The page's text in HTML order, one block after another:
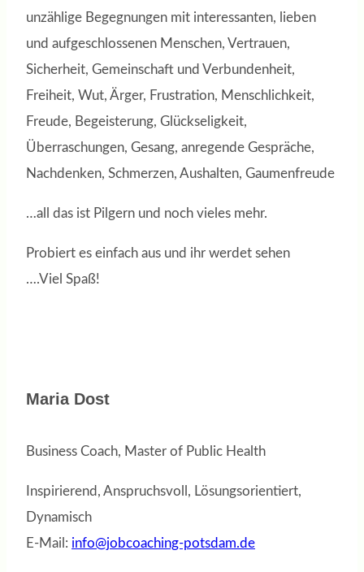
unzählige Begegnungen mit interessanten, lieben
und aufgeschlossenen Menschen, Vertrauen,
Sicherheit, Gemeinschaft und Verbundenheit,
Freiheit, Wut, Ärger, Frustration, Menschlichkeit,
Freude, Begeisterung, Glückseligkeit,
Überraschungen, Gesang, anregende Gespräche,
Nachdenken, Schmerzen, Aushalten, Gaumenfreude
…all das ist Pilgern und noch vieles mehr.
Probiert es einfach aus und ihr werdet sehen
….Viel Spaß!
Maria Dost
Business Coach, Master of Public Health
Inspirierend, Anspruchsvoll, Lösungsorientiert,
Dynamisch
E-Mail: info@jobcoaching-potsdam.de